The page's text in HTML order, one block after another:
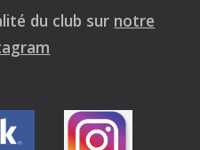
du club sur notre